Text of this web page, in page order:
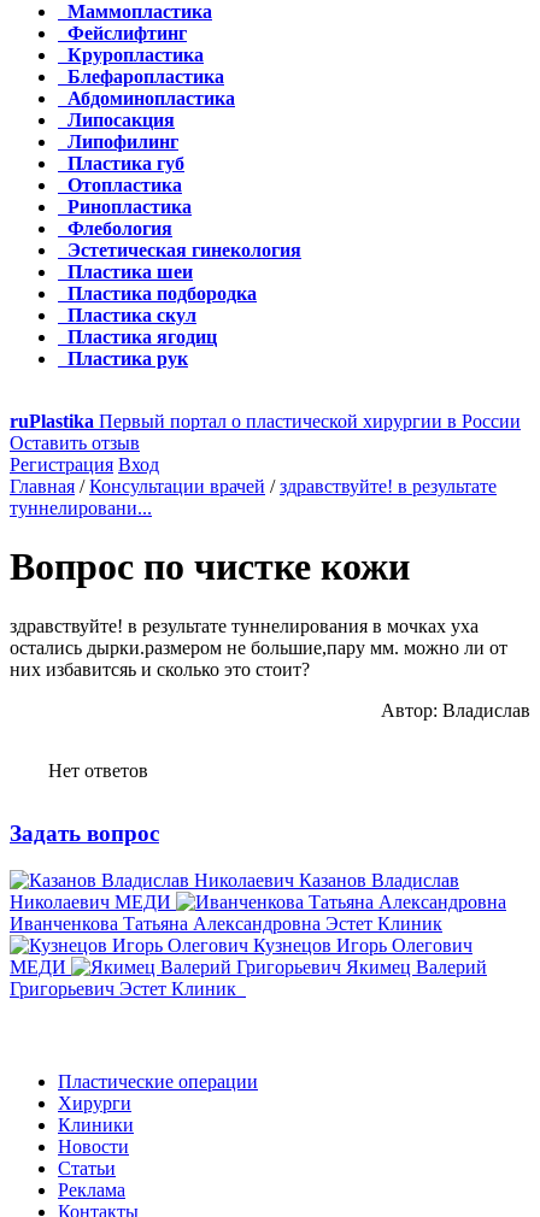
Маммопластика
Фейслифтинг
Круропластика
Блефаропластика
Абдоминопластика
Липосакция
Липофилинг
Пластика губ
Отопластика
Ринопластика
Флебология
Эстетическая гинекология
Пластика шеи
Пластика подбородка
Пластика скул
Пластика ягодиц
Пластика рук
ruPlastika Первый портал о пластической хирургии в России
Оставить отзыв
Регистрация Вход
Главная /Консультации врачей /здравствуйте! в результате
туннелировани...
Вопрос по чистке кожи
здравствуйте! в результате туннелирования в мочках уха
остались дырки.размером не большие,пару мм. можно ли от
них избавитсяь и сколько это стоит?
Автор: Владислав
Нет ответов
Задать вопрос
Казанов Владислав
Николаевич МЕДИ
Иванченкова Татьяна Александровна Эстет Клиник
Кузнецов Игорь Олегович
МЕДИ
Якимец Валерий
Григорьевич Эстет Клиник
Пластические операции
Хирурги
Клиники
Новости
Статьи
Реклама
Контакты